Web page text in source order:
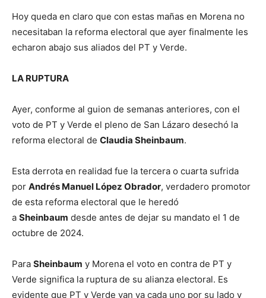
Hoy queda en claro que con estas mañas en Morena no
necesitaban la reforma electoral que ayer finalmente les
echaron abajo sus aliados del PT y Verde.
LA RUPTURA
Ayer, conforme al guion de semanas anteriores, con el
voto de PT y Verde el pleno de San Lázaro desechó la
reforma electoral de Claudia Sheinbaum.
Esta derrota en realidad fue la tercera o cuarta sufrida
por Andrés Manuel López Obrador, verdadero promotor
de esta reforma electoral que le heredó
a Sheinbaum desde antes de dejar su mandato el 1 de
octubre de 2024.
Para Sheinbaum y Morena el voto en contra de PT y
Verde significa la ruptura de su alianza electoral. Es
evidente que PT y Verde van ya cada uno por su lado y